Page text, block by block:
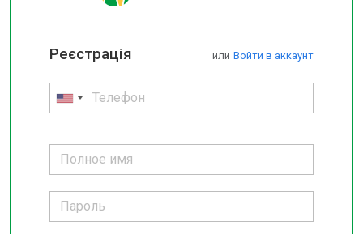
или Войти в аккаунт
Реєстрація